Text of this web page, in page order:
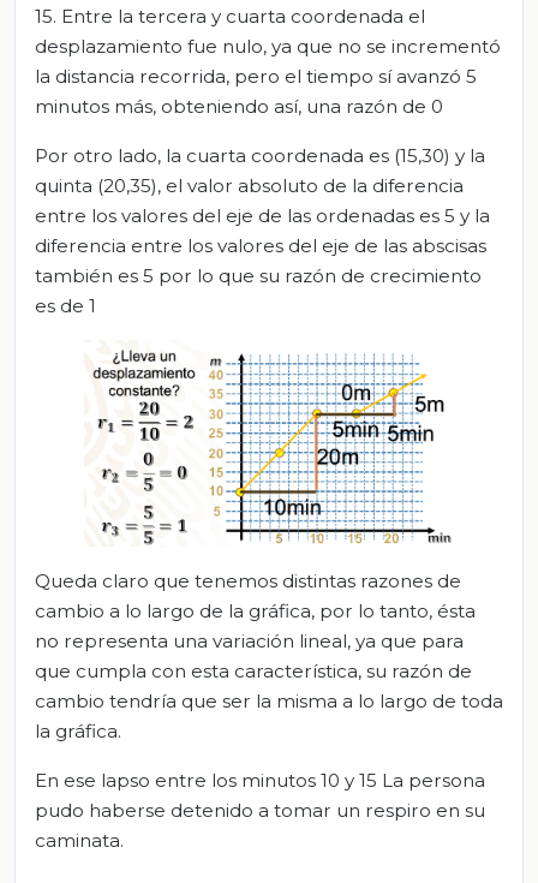
15. Entre la tercera y cuarta coordenada el
desplazamiento fue nulo, ya que no se incrementó
la distancia recorrida, pero el tiempo sí avanzó 5
minutos más, obteniendo así, una razón de 0
Por otro lado, la cuarta coordenada es (15,30) y la
quinta (20,35), el valor absoluto de la diferencia
entre los valores del eje de las ordenadas es 5 y la
diferencia entre los valores del eje de las abscisas
también es 5 por lo que su razón de crecimiento
es de 1
Queda claro que tenemos distintas razones de
cambio a lo largo de la gráfica, por lo tanto, ésta
no representa una variación lineal, ya que para
que cumpla con esta característica, su razón de
cambio tendría que ser la misma a lo largo de toda
la gráfica.
En ese lapso entre los minutos 10 y 15 La persona
pudo haberse detenido a tomar un respiro en su
caminata.